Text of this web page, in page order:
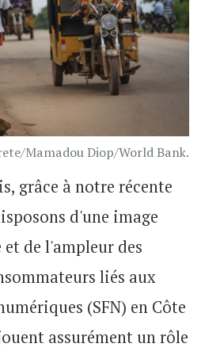
Mamadou Diop/World Bank.
grâce à notre récente
d'une image
de l'ampleur des
liés aux
(SFN) en Côte
assurément un rôle